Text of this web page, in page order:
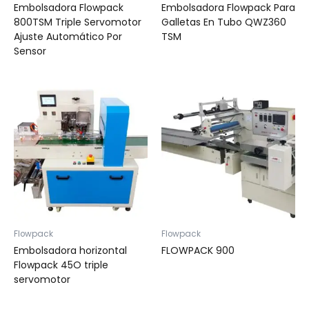
Embolsadora Flowpack
800TSM Triple Servomotor
Ajuste Automático Por
Sensor
Embolsadora Flowpack Para
Galletas En Tubo QWZ360
TSM
Flowpack
Embolsadora horizontal
Flowpack 45O triple
servomotor
Flowpack
FLOWPACK 900